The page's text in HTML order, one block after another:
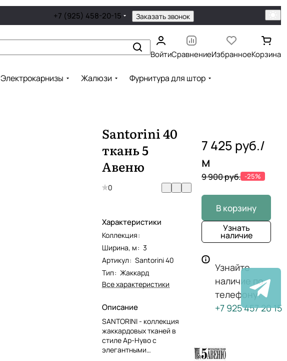
+7 (925) 458-20-15 Заказать звонок
ВойтиСравнениеИзбранноеКорзина
Электрокарнизы Жалюзи Фурнитура для штор
Santorini 40
ткань 5
Авеню
0
Характеристики
Коллекция:
Ширина, м: 3
Артикул: Santorini 40
Тип: Жаккард
Все характеристики
Описание
SANTORINI - коллекция
жаккардовых тканей в
стиле Ар-Нуво с
элегантными
7 425 руб./
м
9 900 руб. -25%
В корзину
Узнать
наличие
Узнайте
наличие по
телефону:
+7 925 457 20 15